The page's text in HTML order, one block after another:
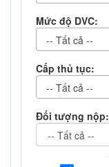
Mức độ DVC:
-- Tất cả --
Cấp thủ tục:
-- Tất cả --
Đối tượng nộp: